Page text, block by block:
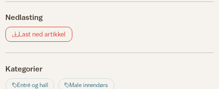
Nedlasting
Last ned artikkel
Kategorier
Entré og hall Male innendørs